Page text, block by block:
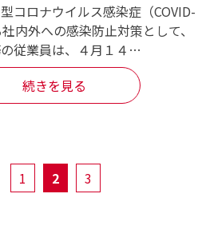
コロナウイルス感染症（COVID-
内外への感染防止対策として、
従業員は、４月１４…
続きを見る
1 2 3